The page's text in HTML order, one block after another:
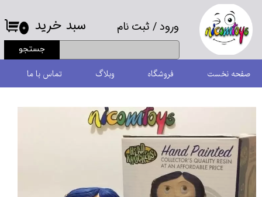
ورود/ ثبت نام
حساب کاربری من
تغییر گذر واژه
سفارشات
خروج از حساب کاربری
جستجو
۰ سبد خرید
صفحه نخست فروشگاه وبلاگ تماس با ما